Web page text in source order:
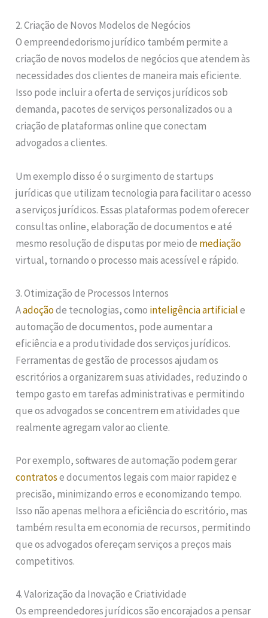
2. Criação de Novos Modelos de Negócios
O empreendedorismo jurídico também permite a
criação de novos modelos de negócios que atendem às
necessidades dos clientes de maneira mais eficiente.
Isso pode incluir a oferta de serviços jurídicos sob
demanda, pacotes de serviços personalizados ou a
criação de plataformas online que conectam
advogados a clientes.
Um exemplo disso é o surgimento de startups
jurídicas que utilizam tecnologia para facilitar o acesso
a serviços jurídicos. Essas plataformas podem oferecer
consultas online, elaboração de documentos e até
mesmo resolução de disputas por meio de mediação
virtual, tornando o processo mais acessível e rápido.
3. Otimização de Processos Internos
Aadoçãode tecnologias, como inteligência artificiale
automação de documentos, pode aumentar a
eficiência e a produtividade dos serviços jurídicos.
Ferramentas de gestão de processos ajudam os
escritórios a organizarem suas atividades, reduzindo o
tempo gasto em tarefas administrativas e permitindo
que os advogados se concentrem em atividades que
realmente agregam valor ao cliente.
Por exemplo, softwares de automação podem gerar
contratose documentos legais com maior rapidez e
precisão, minimizando erros e economizando tempo.
Isso não apenas melhora a eficiência do escritório, mas
também resulta em economia de recursos, permitindo
que os advogados ofereçam serviços a preços mais
competitivos.
4. Valorização da Inovação e Criatividade
Os empreendedores jurídicos são encorajados a pensar